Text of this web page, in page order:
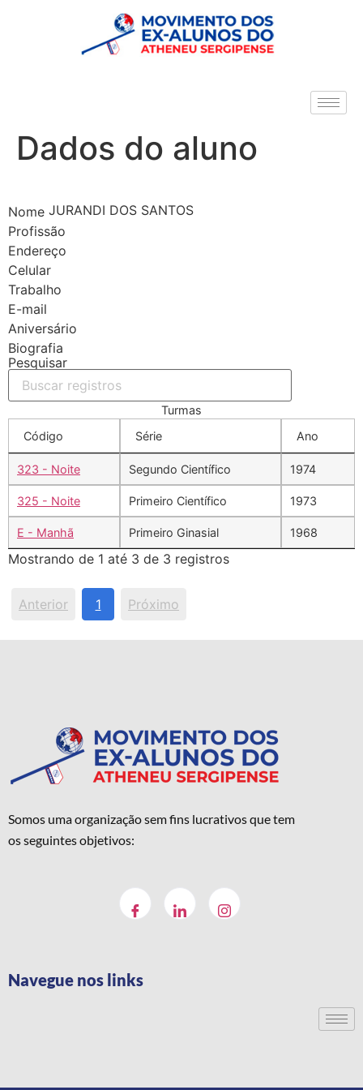
Dados do aluno
Nome JURANDI DOS SANTOS
Profissão
Endereço
Celular
Trabalho
E-mail
Aniversário
Biografia
Pesquisar
Turmas
Código
Série Ano
323 - Noite Segundo Científico 1974
325 - Noite Primeiro Científico 1973
E - Manhã Primeiro Ginasial 1968
Mostrando de 1 até 3 de 3 registros
Anterior 1 Próximo
Somos uma organização sem fins lucrativos que tem
os seguintes objetivos:
Navegue nos links